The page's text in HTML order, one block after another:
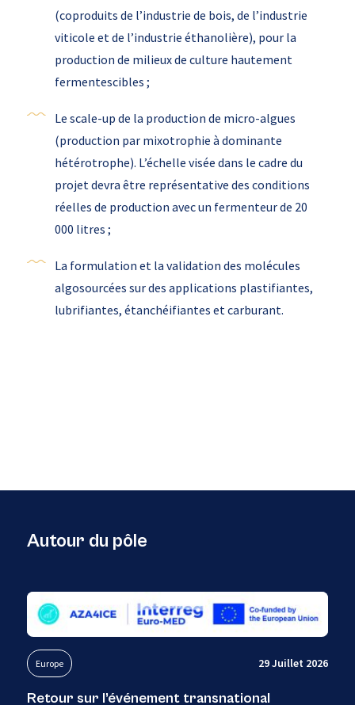
(coproduits de l’industrie de bois, de l’industrie
viticole et de l’industrie éthanolière), pour la
production de milieux de culture hautement
fermentescibles ;
Le scale-up de la production de micro-algues
(production par mixotrophie à dominante
hétérotrophe). L’échelle visée dans le cadre du
projet devra être représentative des conditions
réelles de production avec un fermenteur de 20
000 litres ;
La formulation et la validation des molécules
algosourcées sur des applications plastifiantes,
lubrifiantes, étanchéifiantes et carburant.
Autour du pôle
Europe 29 Juillet 2026
Retour sur l’événement transnational